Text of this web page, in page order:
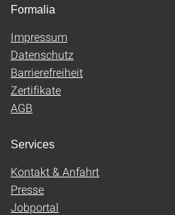
Formalia
Impressum
Datenschutz
Barrierefreiheit
Zertifikate
AGB
Services
Kontakt & Anfahrt
Presse
Jobportal